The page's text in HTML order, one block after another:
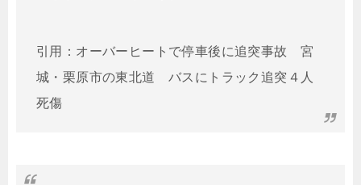
引用：オーバーヒートで停車後に追突事故 宮
城・栗原市の東北道 バスにトラック追突４人
死傷